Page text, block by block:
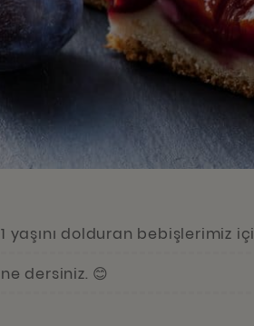
1 yaşını dolduran bebişlerimiz
ne dersiniz. 😊